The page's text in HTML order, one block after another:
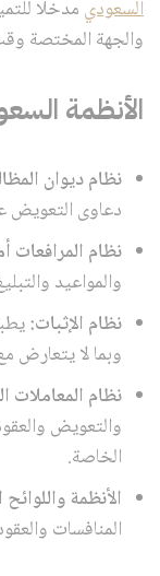
السعودي مدخلًا
والجهة المختصة
الأنظمة
نظام ديوان
دعاوى التعويض
نظام المرافعات
والمواعيد
نظام الإثبات:
وبما لا يتعارض
نظام المعاملات
والتعويض
الخاصة.
الأنظمة
المنافسات